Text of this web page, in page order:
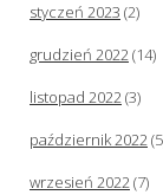
styczeń 2023 (2)
grudzień 2022(14)
listopad 2022(3)
październik 2022
wrzesień 2022(7)